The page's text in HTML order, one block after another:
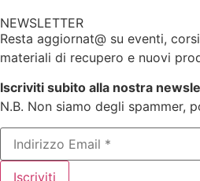
NEWSLETTER
Resta aggiornat@ su eventi,
materiali di recupero e nuovi
Iscriviti subito alla nostra
N.B. Non siamo degli spammer,